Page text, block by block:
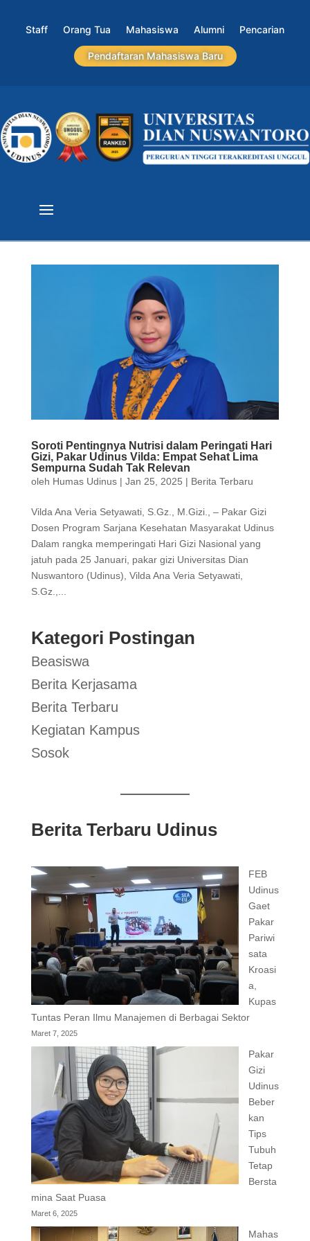
Staff Orang Tua Mahasiswa Alumni Pencarian
Pendaftaran Mahasiswa Baru
Soroti Pentingnya Nutrisi dalam Peringati Hari
Gizi, Pakar Udinus Vilda: Empat Sehat Lima
Sempurna Sudah Tak Relevan
oleh Humas Udinus| Jan 25, 2025 | Berita Terbaru
Vilda Ana Veria Setyawati, S.Gz., M.Gizi., – Pakar Gizi
Dosen Program Sarjana Kesehatan Masyarakat Udinus
Dalam rangka memperingati Hari Gizi Nasional yang
jatuh pada 25 Januari, pakar gizi Universitas Dian
Nuswantoro (Udinus), Vilda Ana Veria Setyawati,
S.Gz.,...
Kategori Postingan
Beasiswa
Berita Kerjasama
Berita Terbaru
Kegiatan Kampus
Sosok
Berita Terbaru Udinus
FEB
Udinus
Gaet
Pakar
Pariwi
sata
Kroasi
a,
Kupas
Tuntas Peran Ilmu Manajemen di Berbagai Sektor
Maret 7, 2025
Pakar
Gizi
Udinus
Beber
kan
Tips
Tubuh
Tetap
Bersta
mina Saat Puasa
Maret 6, 2025
Mahas